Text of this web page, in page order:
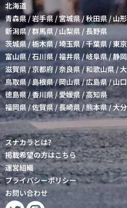
北海道
青森県/岩手県/宮城県/秋田県 / 山
新潟県/群馬県 / 山梨県 /長野県
茨城県 /栃木県/埼玉県/千葉県/東
富山県 /石川県 /福井県/岐阜県/静
滋賀県/京都府/奈良県 /和歌山県/
鳥取県 / 島根県/岡山県/広島県/山
徳島県/香川県/愛媛県 /高知県
福岡県 /佐賀県 /長崎県/熊本県/大
スナカラとは?
掲載希望の方はこちら
運営組織
プライバシーポリシー
お問い合わせ